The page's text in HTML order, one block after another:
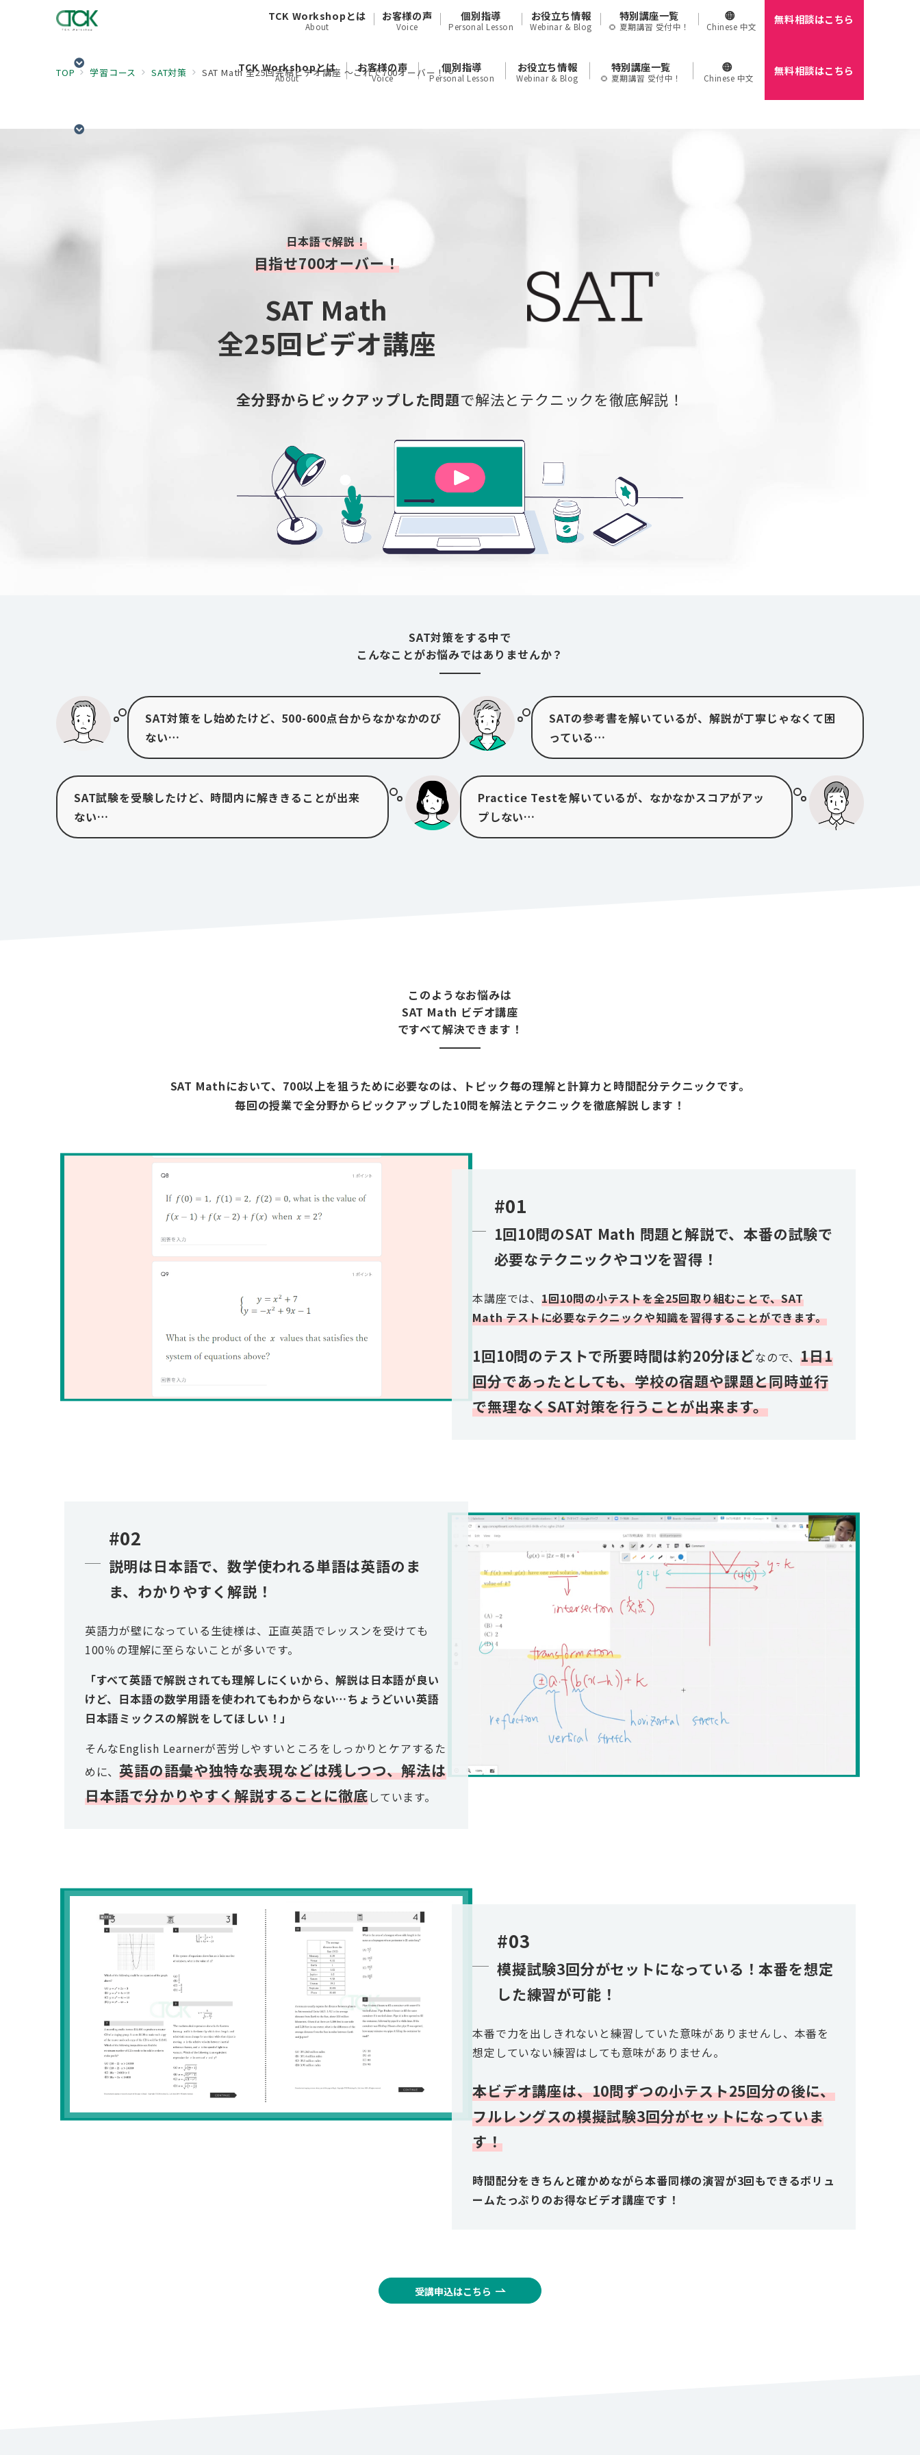
TCK Workshopとは
About
お客様の声
Voice
個別指導
Personal Lesson
お役立ち情報
Webinar & Blog
特別講座一覧
🌻 夏期講習 受付中！ Chinese 中文
無料相談はこちら
TCK Workshopとは
About
お客様の声
Voice
個別指導
Personal Lesson
お役立ち情報
Webinar & Blog
特別講座一覧
🌻 夏期講習 受付中！ Chinese 中文
無料相談はこちら
TOP 学習コース SAT対策 SAT Math 全25回完結ビデオ講座 〜これで700オーバー！〜
日本語で解説！
目指せ700オーバー！
SAT Math
全25回ビデオ講座
全分野からピックアップした問題で解法とテクニックを徹底解説！
SAT対策をする中で
こんなことがお悩みではありませんか？
SAT対策をし始めたけど、500-600点台からなかなかのび
ない…
SAT試験を受験したけど、時間内に解ききることが出来
ない…
SATの参考書を解いているが、解説が丁寧じゃなくて困
っている…
Practice Testを解いているが、なかなかスコアがアッ
プしない…
このようなお悩みは
SAT Math ビデオ講座
ですべて解決できます！
SAT Mathにおいて、700以上を狙うために必要なのは、トピック毎の理解と計算力と時間配分テクニックです。
毎回の授業で全分野からピックアップした10問を解法とテクニックを徹底解説します！
#01
1回10問のSAT Math 問題と解説で、本番の試験で
必要なテクニックやコツを習得！
本講座では、1回10問の小テストを全25回取り組むことで、SAT
Math テストに必要なテクニックや知識を習得することができます。
1回10問のテストで所要時間は約20分ほどなので、1日1
回分であったとしても、学校の宿題や課題と同時並行
で無理なくSAT対策を行うことが出来ます。
#02
説明は日本語で、数学使われる単語は英語のま
ま、わかりやすく解説！
英語力が壁になっている生徒様は、正直英語でレッスンを受けても
100％の理解に至らないことが多いです。
「すべて英語で解説されても理解しにくいから、解説は日本語が良い
けど、日本語の数学用語を使われてもわからない…ちょうどいい英語
日本語ミックスの解説をしてほしい！」
そんなEnglish Learnerが苦労しやすいところをしっかりとケアするた
めに、英語の語彙や独特な表現などは残しつつ、解法は
日本語で分かりやすく解説することに徹底しています。
#03
模擬試験3回分がセットになっている！本番を想定
した練習が可能！
本番で力を出しきれないと練習していた意味がありませんし、本番を
想定していない練習はしても意味がありません。
本ビデオ講座は、10問ずつの小テスト25回分の後に、
フルレングスの模擬試験3回分がセットになっていま
す！
時間配分をきちんと確かめながら本番同様の演習が3回もできるボリュ
ームたっぷりのお得なビデオ講座です！
受講申込はこちら